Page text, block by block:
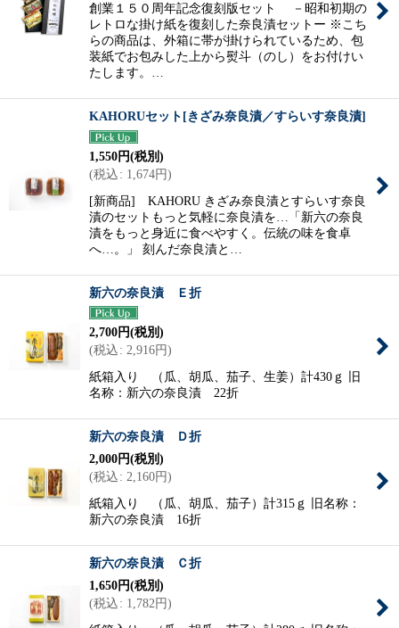
創業１５０周年記念復刻版セット －昭和初期の
レトロな掛け紙を復刻した奈良漬セットー ※こち
らの商品は、外箱に帯が掛けられているため、包
装紙でお包みした上から熨斗（のし）をお付けい
たします。…
KAHORUセット[きざみ奈良漬／すらいす奈良漬]
1,550円(税別)
(税込: 1,674円)
[新商品] KAHORU きざみ奈良漬とすらいす奈良
漬のセットもっと気軽に奈良漬を…「新六の奈良
漬をもっと身近に食べやすく。伝統の味を食卓
へ…。」 刻んだ奈良漬と…
新六の奈良漬 Ｅ折
2,700円(税別)
(税込: 2,916円)
紙箱入り （瓜、胡瓜、茄子、生姜）計430ｇ 旧
名称：新六の奈良漬 22折
新六の奈良漬 Ｄ折
2,000円(税別)
(税込: 2,160円)
紙箱入り （瓜、胡瓜、茄子）計315ｇ 旧名称：
新六の奈良漬 16折
新六の奈良漬 Ｃ折
1,650円(税別)
(税込: 1,782円)